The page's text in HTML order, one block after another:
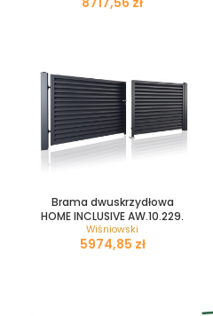
Brama dwuskrzydłowa
HOME INCLUSIVE AW.10.229.
Wiśniowski
zł